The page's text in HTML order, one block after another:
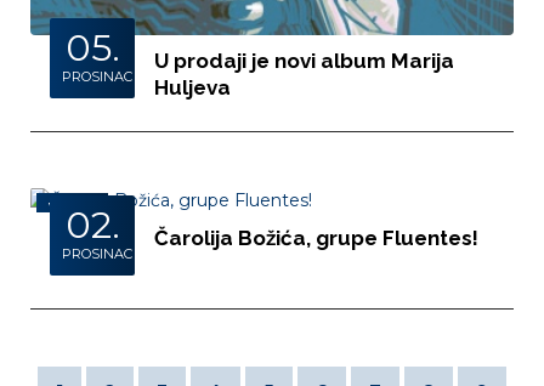
05.
PROSINAC
U prodaji je novi album Marija
Huljeva
VIDEO02.
PROSINAC
Čarolija Božića, grupe Fluentes!